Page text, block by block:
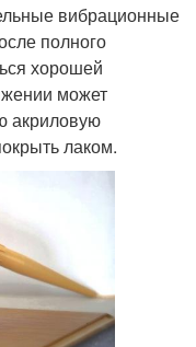
вибрационные
полного
хорошей
может
акриловую
лаком.